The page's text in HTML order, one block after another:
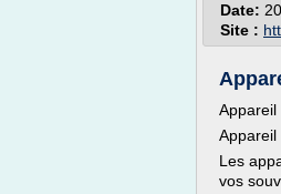
Date:
Site :
Appareil
Appareil
Les
vos